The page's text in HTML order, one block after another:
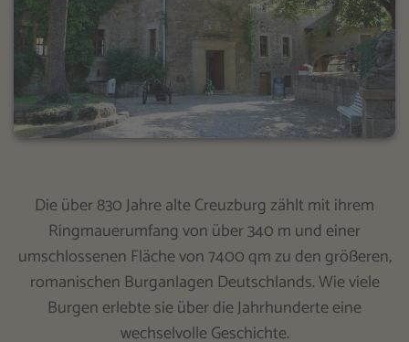
Die über 830 Jahre alte Creuzburg zählt mit ihrem
Ringmauerumfang von über 340 m und einer
umschlossenen Fläche von 7400 qm zu den größeren,
romanischen Burganlagen Deutschlands. Wie viele
Burgen erlebte sie über die Jahrhunderte eine
wechselvolle Geschichte.